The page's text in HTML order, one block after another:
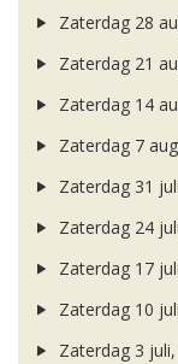
Zaterdag 28
Zaterdag 21
Zaterdag 14
Zaterdag 7
Zaterdag 31
Zaterdag 24
Zaterdag 17
Zaterdag 10
Zaterdag 3